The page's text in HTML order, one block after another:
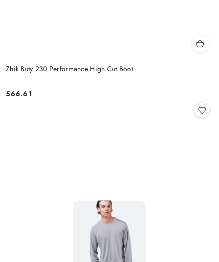
Zhik Buty 230 Performance High Cut Boot
Cena:
566.61